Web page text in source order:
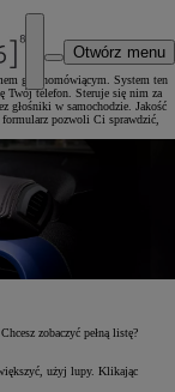
Otwórz menu
głośnomówiącym. System ten
Twój telefon. Steruje się nim za
głośniki w samochodzie. Jakość
pozwoli Ci sprawdzić,
zobaczyć pełną listę?
użyj lupy. Klikając